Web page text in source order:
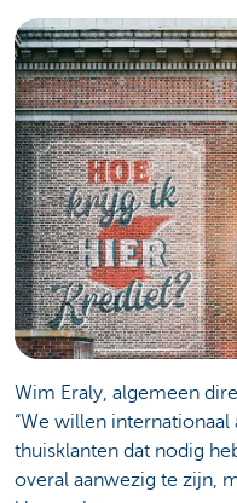
Wim Eraly, algemeen
“We willen
thuisklanten dat nodig
overal aanwezig te zijn,